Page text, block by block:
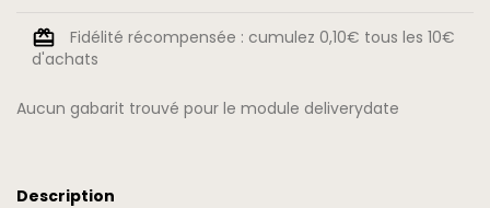
Fidélité récompensée : cumulez 0,10€ tous les 10€
d'achats
Aucun gabarit trouvé pour le module deliverydate
Description